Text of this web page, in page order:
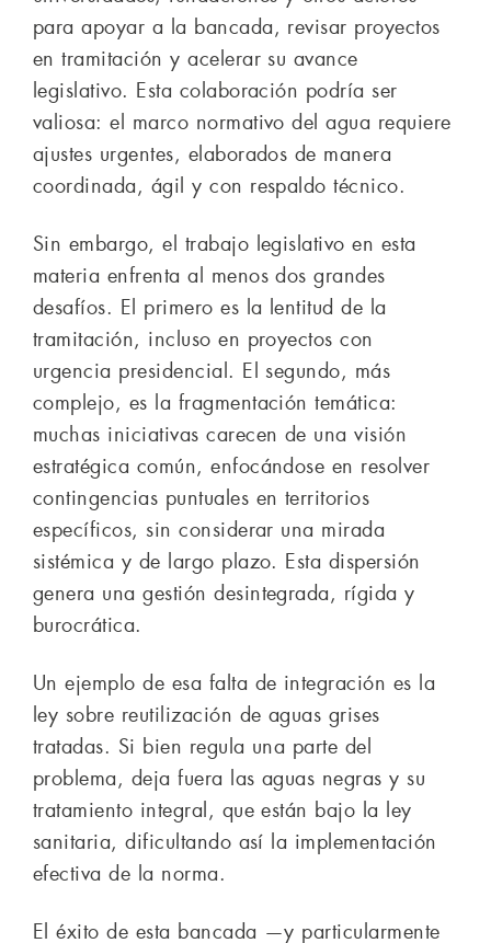
para apoyar a la bancada, revisar proyectos
en tramitación y acelerar su avance
legislativo. Esta colaboración podría ser
valiosa: el marco normativo del agua requiere
ajustes urgentes, elaborados de manera
coordinada, ágil y con respaldo técnico.
Sin embargo, el trabajo legislativo en esta
materia enfrenta al menos dos grandes
desafíos. El primero es la lentitud de la
tramitación, incluso en proyectos con
urgencia presidencial. El segundo, más
complejo, es la fragmentación temática:
muchas iniciativas carecen de una visión
estratégica común, enfocándose en resolver
contingencias puntuales en territorios
específicos, sin considerar una mirada
sistémica y de largo plazo. Esta dispersión
genera una gestión desintegrada, rígida y
burocrática.
Un ejemplo de esa falta de integración es la
ley sobre reutilización de aguas grises
tratadas. Si bien regula una parte del
problema, deja fuera las aguas negras y su
tratamiento integral, que están bajo la ley
sanitaria, dificultando así la implementación
efectiva de la norma.
El éxito de esta bancada —y particularmente